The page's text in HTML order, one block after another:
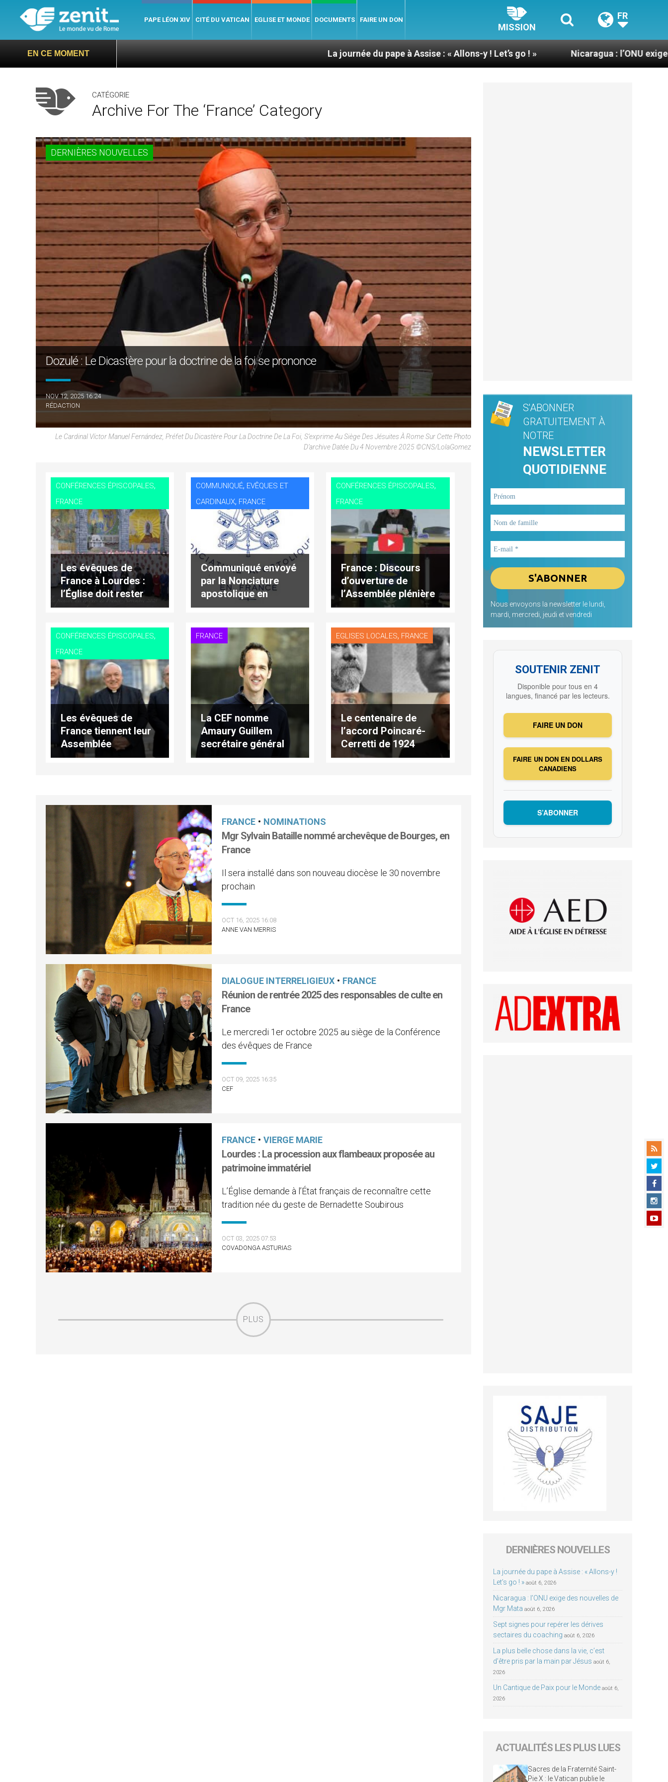
PAPE LÉON XIV CITÉ DU VATICAN EGLISE ET MONDE DOCUMENTS FAIRE UN DON
MISSION
FR
EN CE MOMENT La journée du pape à Assise : « Allons-y ! Let’s go ! » Nicaragua : l’ONU exige des nouvelles
CATÉGORIE
Archive For The ‘France’ Category
DERNIÈRES NOUVELLES
Dozulé : Le Dicastère pour la doctrine de la foi se prononce
NOV 12, 2025 16:24
RÉDACTION
Le Cardinal Víctor Manuel Fernández, Préfet Du Dicastère Pour La Doctrine De La Foi, S’exprime Au Siège Des Jésuites À Rome Sur Cette Photo
D’archive Datée Du 4 Novembre 2025 ©CNS/LolaGomez
CONFÉRENCES ÉPISCOPALES,
FRANCE
Les évêques de
France à Lourdes :
l’Église doit rester
libre
COMMUNIQUÉ, EVÊQUES ET
CARDINAUX, FRANCE
Communiqué envoyé
par la Nonciature
apostolique en
France
CONFÉRENCES ÉPISCOPALES,
FRANCE
France : Discours
d’ouverture de
l’Assemblée plénière
d’automne 2025
CONFÉRENCES ÉPISCOPALES,
FRANCE
Les évêques de
France tiennent leur
Assemblée
d’automne à Lourdes
FRANCE
La CEF nomme
Amaury Guillem
secrétaire général
adjoint pour la
EGLISES LOCALES, FRANCE
Le centenaire de
l’accord Poincaré-
Cerretti de 1924
FRANCE • NOMINATIONS
Mgr Sylvain Bataille nommé archevêque de Bourges, en
France
Il sera installé dans son nouveau diocèse le 30 novembre
prochain
OCT 16, 2025 16:08
ANNE VAN MERRIS
DIALOGUE INTERRELIGIEUX • FRANCE
Réunion de rentrée 2025 des responsables de culte en
France
Le mercredi 1er octobre 2025 au siège de la Conférence
des évêques de France
OCT 09, 2025 16:35
CEF
FRANCE • VIERGE MARIE
Lourdes : La procession aux flambeaux proposée au
patrimoine immatériel
L’Église demande à l’État français de reconnaître cette
tradition née du geste de Bernadette Soubirous
OCT 03, 2025 07:53
COVADONGA ASTURIAS
PLUS
S'ABONNER
GRATUITEMENT À
NOTRE
NEWSLETTER
QUOTIDIENNE
Nous envoyons la newsletter le lundi,
mardi, mercredi, jeudi et vendredi
SOUTENIR ZENIT
Disponible pour tous en 4
langues, financé par les lecteurs.
FAIRE UN DON
FAIRE UN DON EN DOLLARS
CANADIENS
S’ABONNER
DERNIÈRES NOUVELLES
La journée du pape à Assise : « Allons-y !
Let’s go ! » août 6, 2026
Nicaragua : l’ONU exige des nouvelles de
Mgr Mata août 6, 2026
Sept signes pour repérer les dérives
sectaires du coaching août 6, 2026
La plus belle chose dans la vie, c’est
d’être pris par la main par Jésus août 6,
2026
Un Cantique de Paix pour le Monde août 6,
2026
ACTUALITÉS LES PLUS LUES
Sacres de la Fraternité Saint-
Pie X : le Vatican publie le